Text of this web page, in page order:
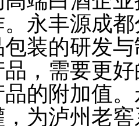
。永丰源成
装的研发
，需要更
的附加值
为泸州老